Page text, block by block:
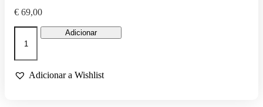
€ 69,00
Quantidade
CARTUCHO
KRYSTAL
Adicionar
Adicionar a Wishlist